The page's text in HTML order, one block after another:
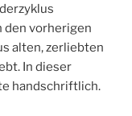
den vorherigen
alten, zerliebten
In dieser
handschriftlich.